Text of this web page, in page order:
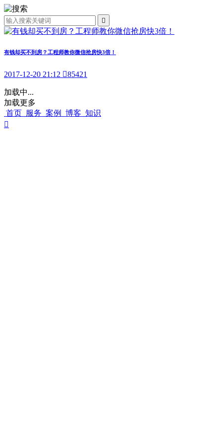

有钱却买不到房？工程师教你微信抢房快3倍！
2017-12-20 21:12 85421
加载中...
加载更多
首页 服务 案例 博客 知识
